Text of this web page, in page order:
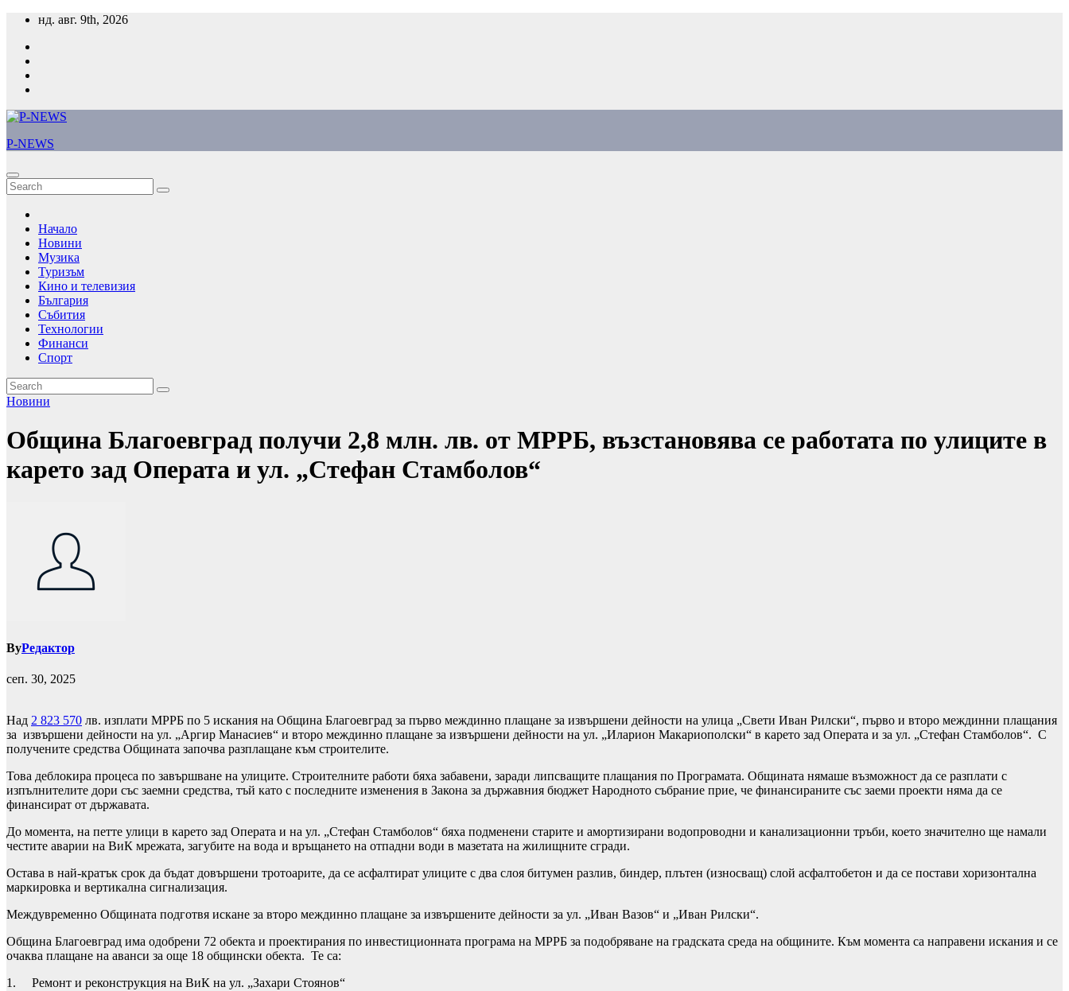
Skip
content
нд. авг. 9th, 2026
P-NEWS
Начало
Новини
Музика
Туризъм
Кино и телевизия
България
Събития
Технологии
Финанси
Спорт
Новини
Община Благоевград получи 2,8 млн. лв. от МРРБ, възстановява се работата по улиците в
карето зад Операта и ул. „Стефан Стамболов“
ByРедактор
сеп. 30, 2025
Над 2 823 570 лв. изплати МРРБ по 5 искания на Община Благоевград за първо междинно плащане за извършени дейности на улица „Свети Иван Рилски“, първо и второ междинни плащания
за извършени дейности на ул. „Аргир Манасиев“ и второ междинно плащане за извършени дейности на ул. „Иларион Макариополски“ в карето зад Операта и за ул. „Стефан Стамболов“. С
получените средства Общината започва разплащане към строителите.
Това деблокира процеса по завършване на улиците. Строителните работи бяха забавени, заради липсващите плащания по Програмата. Общината нямаше възможност да се разплати с
изпълнителите дори със заемни средства, тъй като с последните изменения в Закона за държавния бюджет Народното събрание прие, че финансираните със заеми проекти няма да се
финансират от държавата.
До момента, на петте улици в карето зад Операта и на ул. „Стефан Стамболов“ бяха подменени старите и амортизирани водопроводни и канализационни тръби, което значително ще намали
честите аварии на ВиК мрежата, загубите на вода и връщането на отпадни води в мазетата на жилищните сгради.
Остава в най-кратък срок да бъдат довършени тротоарите, да се асфалтират улиците с два слоя битумен разлив, биндер, плътен (износващ) слой асфалтобетон и да се постави хоризонтална
маркировка и вертикална сигнализация.
Междувременно Общината подготвя искане за второ междинно плащане за извършените дейности за ул. „Иван Вазов“ и „Иван Рилски“.
Община Благоевград има одобрени 72 обекта и проектирания по инвестиционната програма на МРРБ за подобряване на градската среда на общините. Към момента са направени искания и се
очаква плащане на аванси за още 18 общински обекта. Те са:
1. Ремонт и реконструкция на ВиК на ул. „Захари Стоянов“